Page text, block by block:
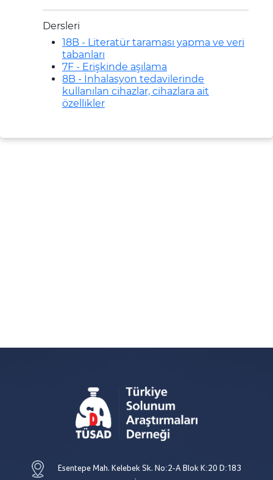
Dersleri
18B - Literatür taraması yapma ve veri
tabanları
7F - Erişkinde aşılama
8B - İnhalasyon tedavilerinde
kullanılan cihazlar, cihazlara ait
özellikler
Esentepe Mah. Kelebek Sk. No:2-A Blok K:20 D:183